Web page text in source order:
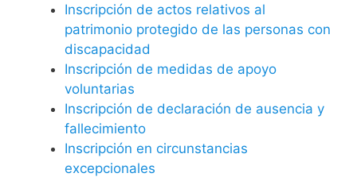
Inscripción de actos relativos al
patrimonio protegido de las personas con
discapacidad
Inscripción de medidas de apoyo
voluntarias
Inscripción de declaración de ausencia y
fallecimiento
Inscripción en circunstancias
excepcionales